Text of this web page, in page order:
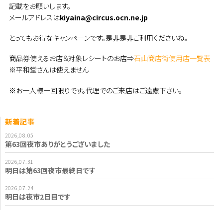
記載をお願いします。
メールアドレスはkiyaina@circus.ocn.ne.jp
とってもお得なキャンペーンです。是非是非ご利用くださいね。
商品券使えるお店＆対象レシートのお店⇒石山商店街使用店一覧表
※平和堂さんは使えません
※お一人様一回限りです。代理でのご来店はご遠慮下さい。
新着記事
2026,08.05
第63回夜市ありがとうございました
2026,07.31
明日は第63回夜市最終日です
2026,07.24
明日は夜市2日目です